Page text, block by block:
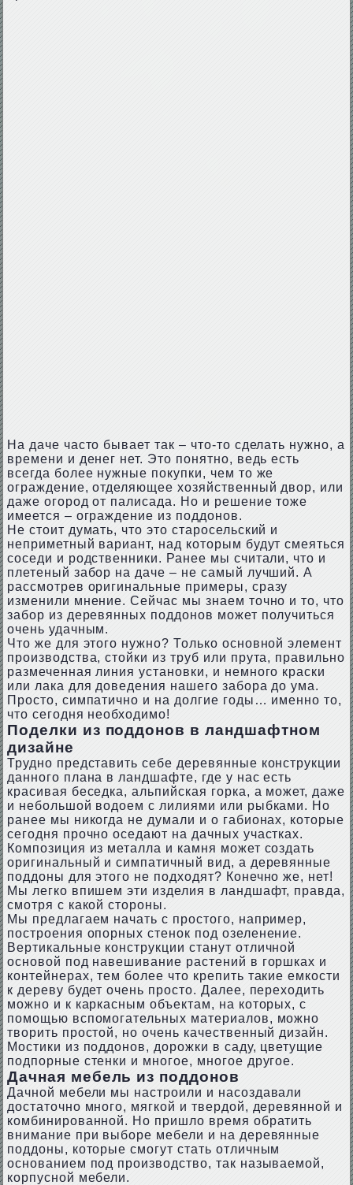
На даче часто бывает так – что-то сделать нужно, а
времени и денег нет. Это понятно, ведь есть
всегда более нужные покупки, чем то же
ограждение, отделяющее хозяйственный двор, или
даже огород от палисада. Но и решение тоже
имеется – ограждение из поддонов.
Не стоит думать, что это старосельский и
неприметный вариант, над которым будут смеяться
соседи и родственники. Ранее мы считали, что и
плетеный забор на даче – не самый лучший. А
рассмотрев оригинальные примеры, сразу
изменили мнение. Сейчас мы знаем точно и то, что
забор из деревянных поддонов может получиться
очень удачным.
Что же для этого нужно? Только основной элемент
производства, стойки из труб или прута, правильно
размеченная линия установки, и немного краски
или лака для доведения нашего забора до ума.
Просто, симпатично и на долгие годы… именно то,
что сегодня необходимо!
Поделки из поддонов в ландшафтном
дизайне
Трудно представить себе деревянные конструкции
данного плана в ландшафте, где у нас есть
красивая беседка, альпийская горка, а может, даже
и небольшой водоем с лилиями или рыбками. Но
ранее мы никогда не думали и о габионах, которые
сегодня прочно оседают на дачных участках.
Композиция из металла и камня может создать
оригинальный и симпатичный вид, а деревянные
поддоны для этого не подходят? Конечно же, нет!
Мы легко впишем эти изделия в ландшафт, правда,
смотря с какой стороны.
Мы предлагаем начать с простого, например,
построения опорных стенок под озеленение.
Вертикальные конструкции станут отличной
основой под навешивание растений в горшках и
контейнерах, тем более что крепить такие емкости
к дереву будет очень просто. Далее, переходить
можно и к каркасным объектам, на которых, с
помощью вспомогательных материалов, можно
творить простой, но очень качественный дизайн.
Мостики из поддонов, дорожки в саду, цветущие
подпорные стенки и многое, многое другое.
Дачная мебель из поддонов
Дачной мебели мы настроили и насоздавали
достаточно много, мягкой и твердой, деревянной и
комбинированной. Но пришло время обратить
внимание при выборе мебели и на деревянные
поддоны, которые смогут стать отличным
основанием под производство, так называемой,
корпусной мебели.